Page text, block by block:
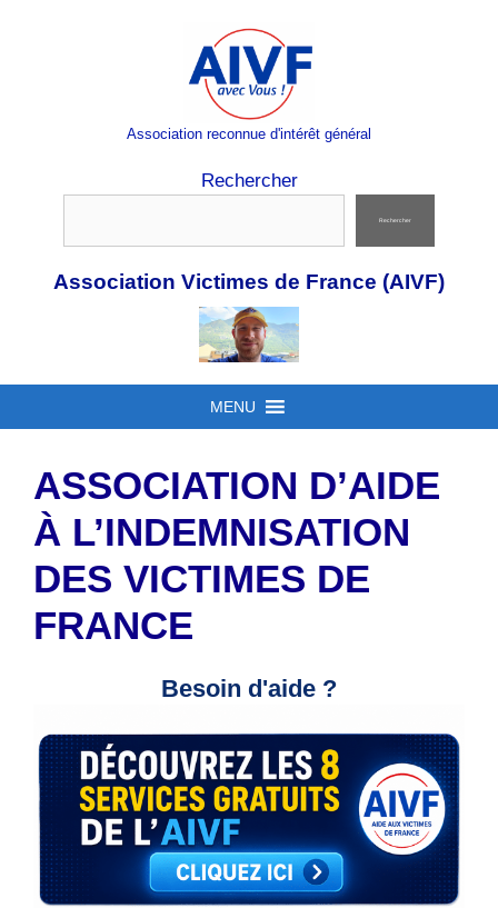
Association reconnue d'intérêt général
Rechercher
Rechercher
Association Victimes de France (AIVF)
MENU
ASSOCIATION D’AIDE
À L’INDEMNISATION
DES VICTIMES DE
FRANCE
Besoin d'aide ?